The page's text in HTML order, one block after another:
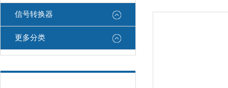
信号转换器
更多分类